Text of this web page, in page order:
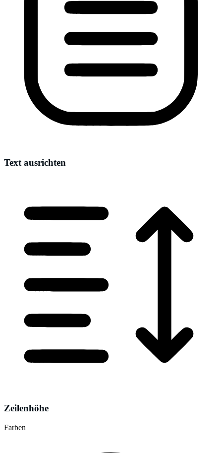
Text ausrichten
Zeilenhöhe
Farben